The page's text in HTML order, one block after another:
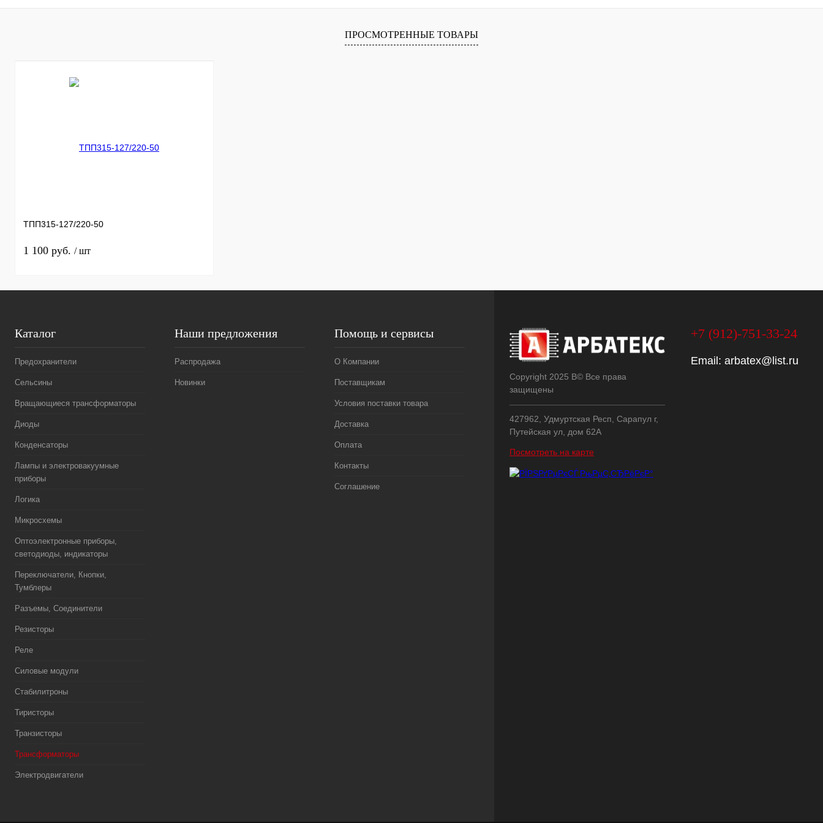
Купить в 1 клик Сравнение Купить в 1 клик Сравнение
ПРОСМОТРЕННЫЕ ТОВАРЫ
ТПП315-127/220-50
1 100 руб. / шт
Каталог
Предохранители
Сельсины
Вращающиеся трансформаторы
Диоды
Конденсаторы
Лампы и электровакуумные
приборы
Логика
Микросхемы
Оптоэлектронные приборы,
светодиоды, индикаторы
Переключатели, Кнопки,
Тумблеры
Разъемы, Соединители
Резисторы
Реле
Силовые модули
Стабилитроны
Тиристоры
Транзисторы
Трансформаторы
Электродвигатели
Наши предложения
Распродажа
Новинки
Помощь и сервисы
О Компании
Поставщикам
Условия поставки товара
Доставка
Оплата
Контакты
Соглашение
Copyright 2025 В© Все права
защищены
427962, Удмуртская Респ, Сарапул г,
Путейская ул, дом 62А
Посмотреть на карте
+7 (912)-751-33-24
Email: arbatex@list.ru